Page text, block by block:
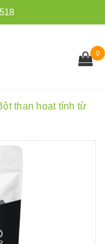
0
than hoạt tính từ